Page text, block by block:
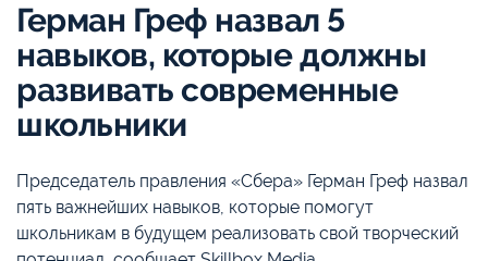
Герман Греф назвал 5
навыков, которые должны
развивать современные
школьники
Председатель правления «Сбера» Герман Греф назвал
пять важнейших навыков, которые помогут
школьникам в будущем реализовать свой творческий